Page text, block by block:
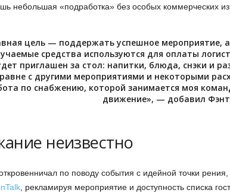
небольшая «подработка» без особых коммерческих
цель — поддержать успешное мероприятие,
средства используются для оплаты
приглашен за стол: напитки, блюда, снэки и
с другими мероприятиями и некоторыми
по снабжению, которой занимается моя
движение», — добавил
неизвестно
по поводу события с идейной точки
, рекламируя мероприятие и доступность списка